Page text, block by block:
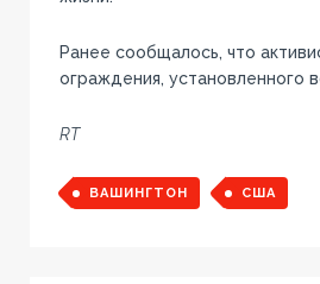
Ранее сообщалось, что
ограждения, установленного
RT
ВАШИНГТОН США